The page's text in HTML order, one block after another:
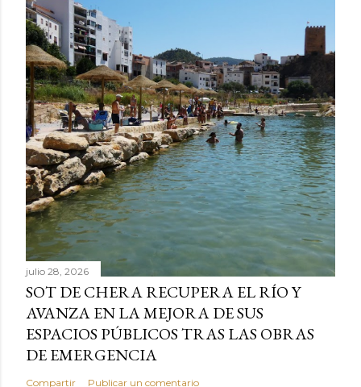
julio 28, 2026
SOT DE CHERA RECUPERA EL RÍO Y
AVANZA EN LA MEJORA DE SUS
ESPACIOS PÚBLICOS TRAS LAS OBRAS
DE EMERGENCIA
Compartir Publicar un comentario